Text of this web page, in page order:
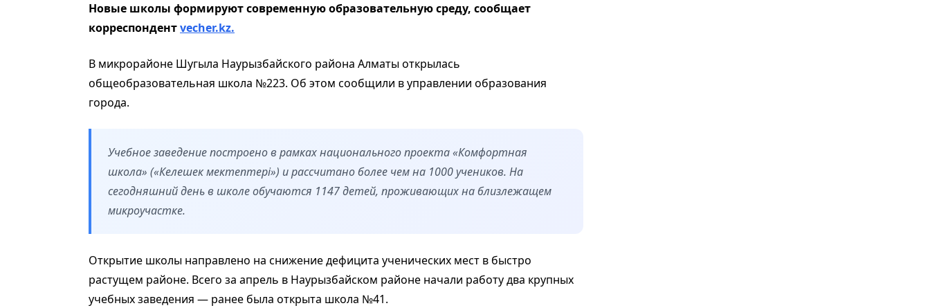
Новые школы формируют современную образовательную среду, сообщает
корреспондентvecher.kz.
В микрорайоне Шугыла Наурызбайского района Алматы открылась
общеобразовательная школа №223. Об этом сообщили в управлении образования
города.
Учебное заведение построено в рамках национального проекта «Комфортная
школа» («Келешек мектептері») и рассчитано более чем на 1000 учеников. На
сегодняшний день в школе обучаются 1147 детей, проживающих на близлежащем
микроучастке.
Открытие школы направлено на снижение дефицита ученических мест в быстро
растущем районе. Всего за апрель в Наурызбайском районе начали работу два крупных
учебных заведения — ранее была открыта школа №41.